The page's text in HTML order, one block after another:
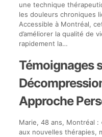
une technique
les douleurs chroniques
Accessible à Montréal,
d’améliorer la qualité de
rapidement la…
Témoignages
Approche
Marie, 48 ans, Montréal :
aux nouvelles thérapies,